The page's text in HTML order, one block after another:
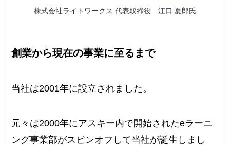
株式会社ライトワークス 代表取締役 江口 夏郎氏
創業から現在の事業に至るまで
当社は2001年に設立されました。
元々は2000年にアスキー内で開始されたeラーニ
ング事業部がスピンオフして当社が誕生しまし